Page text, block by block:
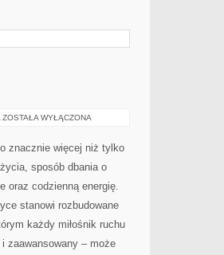
AEROBIK
GRUPOWY
ZOSTAŁA WYŁĄCZONA
znacznie więcej niż tylko
sposób dbania o
oraz codzienną energię.
stanowi rozbudowane
każdy miłośnik ruchu
zaawansowany – może